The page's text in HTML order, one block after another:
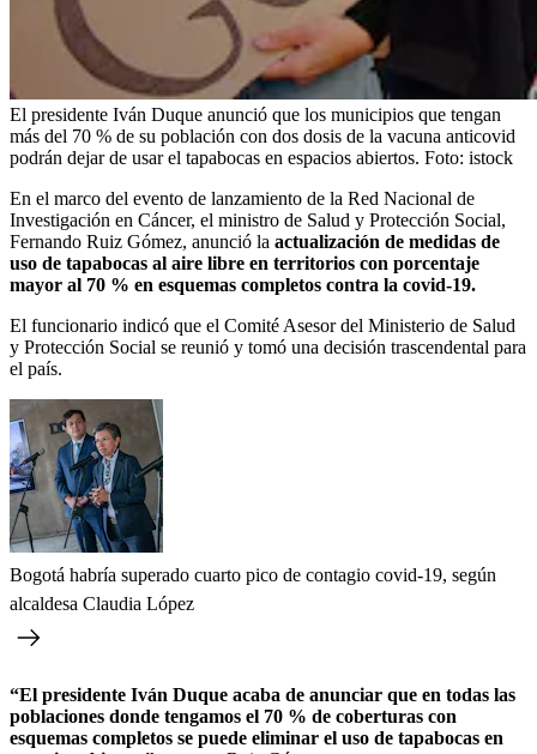
El presidente Iván Duque anunció que los municipios que tengan
más del 70 % de su población con dos dosis de la vacuna anticovid
podrán dejar de usar el tapabocas en espacios abiertos. Foto: istock
En el marco del evento de lanzamiento de la Red Nacional de
Investigación en Cáncer, el ministro de Salud y Protección Social,
Fernando Ruiz Gómez, anunció la actualización de medidas de
uso de tapabocas al aire libre en territorios con porcentaje
mayor al 70 % en esquemas completos contra la covid-19.
El funcionario indicó que el Comité Asesor del Ministerio de Salud
y Protección Social se reunió y tomó una decisión trascendental para
el país.
Bogotá habría superado cuarto pico de contagio covid-19, según
alcaldesa Claudia López
“El presidente Iván Duque acaba de anunciar que en todas las
poblaciones donde tengamos el 70 % de coberturas con
esquemas completos se puede eliminar el uso de tapabocas en